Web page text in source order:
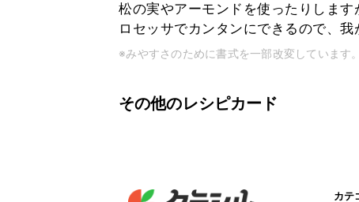
松の実やアーモンドを使ったりしま
ロセッサでカンタンにできるので、我
※みやすさのために書式を一部改変しています。
その他のレシピカード
カテ